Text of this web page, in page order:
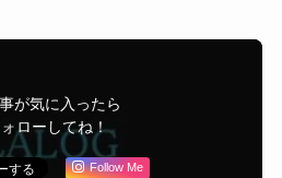
が気に入ったら
ローしてね！
Follow Me